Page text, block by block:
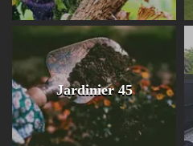
Jardinier 45